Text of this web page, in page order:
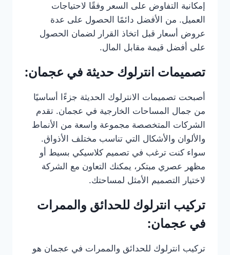
إمكانية التفاوض على السعر وفقًا لاحتياجات
العميل. من الأفضل دائمًا الحصول على عدة
عروض أسعار قبل اتخاذ القرار لضمان الحصول
على أفضل قيمة مقابل المال.
تصميمات انترلوك حديثة في عجمان:
أصبحت تصميمات الانترلوك الحديثة جزءًا أساسيًا
من جمال المساحات الخارجية في عجمان. تقدم
الشركات المتخصصة مجموعة واسعة من الأنماط
والألوان والأشكال التي تناسب مختلف الأذواق.
سواء كنت ترغب في تصميم كلاسيكي بسيط أو
مظهر عصري مبتكر، يمكنك التعاون مع الشركة
لاختيار التصميم الأمثل لمساحتك.
تركيب انترلوك للحدائق والممرات
في عجمان:
تركيب انترلوك للحدائق والممرات في عجمان هو